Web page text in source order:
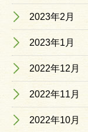
2023年2月
2023年1月
2022年12月
2022年11月
2022年10月